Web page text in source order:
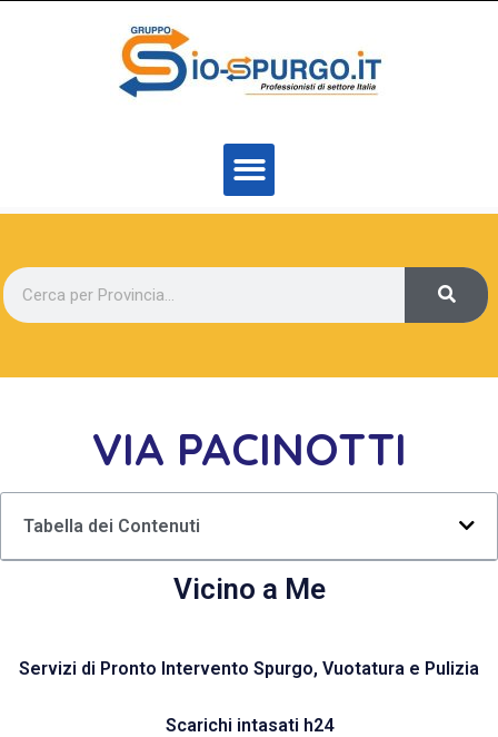
VIA PACINOTTI
Tabella dei Contenuti
Vicino a Me
Servizi di Pronto Intervento Spurgo, Vuotatura e Pulizia
Scarichi intasati h24